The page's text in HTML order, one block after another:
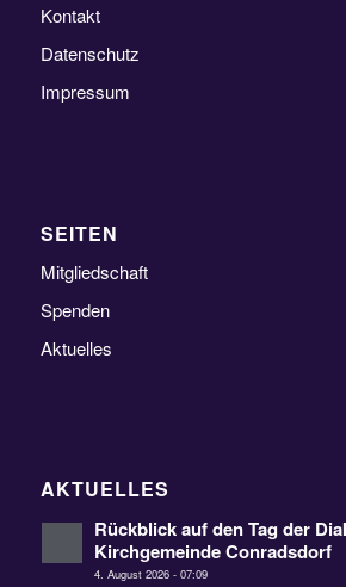
Kontakt
Datenschutz
Impressum
SEITEN
Mitgliedschaft
Spenden
Aktuelles
AKTUELLES
Rückblick auf den Tag der
Kirchgemeinde Conradsdorf
4. August 2026 - 07:09